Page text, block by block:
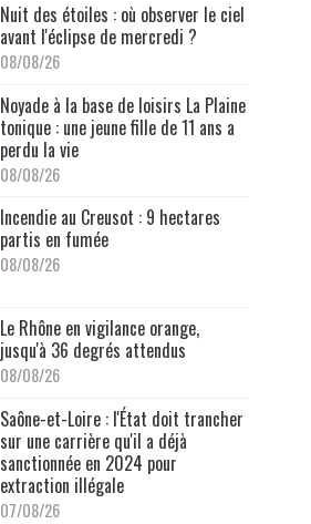
Nuit des étoiles : où observer le ciel
avant l'éclipse de mercredi ?
08/08/26
Noyade à la base de loisirs La Plaine
tonique : une jeune fille de 11 ans a
perdu la vie
08/08/26
Incendie au Creusot : 9 hectares
partis en fumée
08/08/26
Le Rhône en vigilance orange,
jusqu'à 36 degrés attendus
08/08/26
Saône-et-Loire : l'État doit trancher
sur une carrière qu'il a déjà
sanctionnée en 2024 pour
extraction illégale
07/08/26